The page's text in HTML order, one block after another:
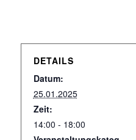
DETAILS
Datum:
25.01.2025
Zeit:
14:00 - 18:00